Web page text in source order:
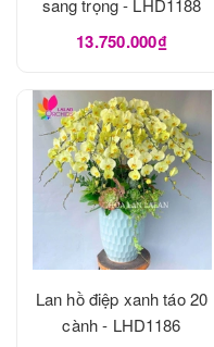
sang trọng - LHD1188
13.750.000₫
Lan hồ điệp xanh táo 20
cành - LHD1186